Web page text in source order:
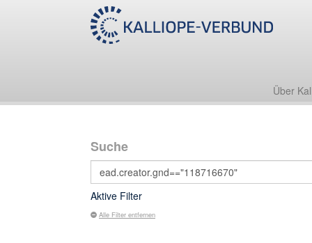
Über
Suche
Aktive Filter
Alle Filter entfernen